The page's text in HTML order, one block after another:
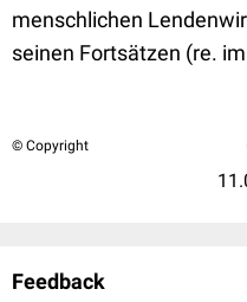
menschlichen
seinen Fortsätzen (re.
© Copyright
Feedback